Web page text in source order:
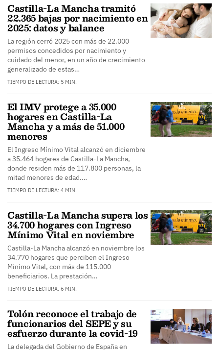
Castilla-La Mancha tramitó
22.365 bajas por nacimiento en
2025: datos y balance
La región cerró 2025 con más de 22.000
permisos concedidos por nacimiento y
cuidado del menor, en un año de crecimiento
generalizado de estas…
TIEMPO DE LECTURA: 5 MIN.
El IMV protege a 35.000
hogares en Castilla-La
Mancha y a más de 51.000
menores
El Ingreso Mínimo Vital alcanzó en diciembre
a 35.464 hogares de Castilla-La Mancha,
donde residen más de 117.800 personas, la
mitad menores de edad.…
TIEMPO DE LECTURA: 4 MIN.
Castilla-La Mancha supera los
34.700 hogares con Ingreso
Mínimo Vital en noviembre
Castilla-La Mancha alcanzó en noviembre los
34.770 hogares que perciben el Ingreso
Mínimo Vital, con más de 115.000
beneficiarios. La prestación…
TIEMPO DE LECTURA: 6 MIN.
Tolón reconoce el trabajo de
funcionarios del SEPE y su
esfuerzo durante la covid-19
La delegada del Gobierno de España en